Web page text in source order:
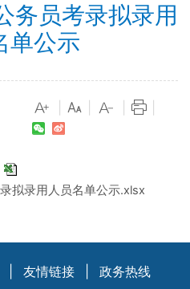
务员考录拟录用
单公示
拟录用人员名单公示.xlsx
友情链接 政务热线